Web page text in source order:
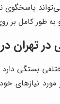
پاسخگوی
کامل بر
در
بوس دربستی در
نیازهای